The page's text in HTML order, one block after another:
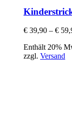
€ 39,90 – €
Enthält 20%
zzgl. Versand